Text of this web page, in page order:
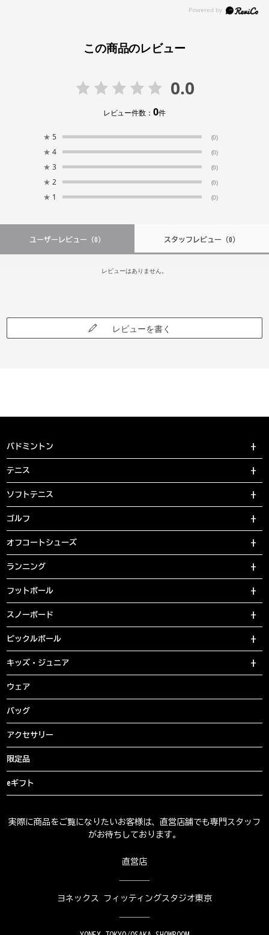
この商品のレビュー
0.0
レビュー件数：0件
★ 5 (0)
★ 4 (0)
★ 3 (0)
★ 2 (0)
★ 1 (0)
ユーザーレビュー （0） スタッフレビュー（0）
レビューはありません。
レビューを書く
バドミントン
テニス
ソフトテニス
ゴルフ
オフコートシューズ
ランニング
フットボール
スノーボード
ピックルボール
キッズ・ジュニア
ウェア
バッグ
アクセサリー
限定品
eギフト
実際に商品をご覧になりたいお客様は、直営店舗でも専門スタッフ
がお待ちしております。
直営店
ヨネックス フィッティングスタジオ東京